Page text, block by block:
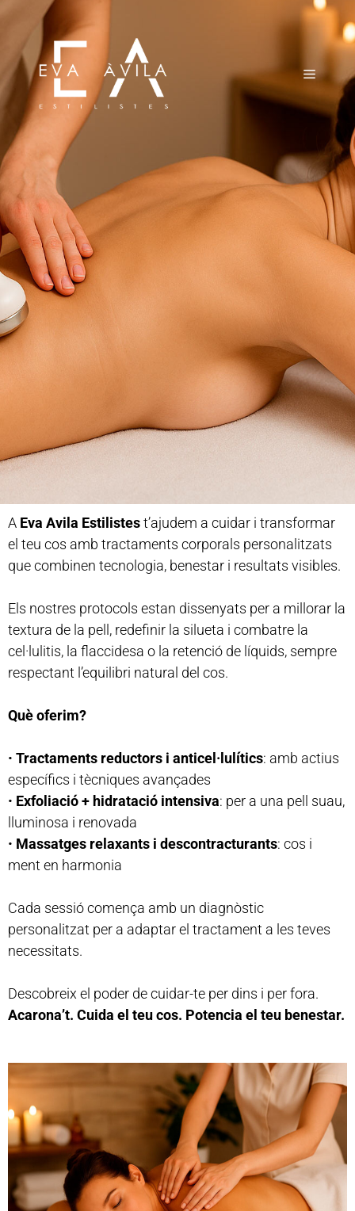
A Eva Avila Estilistest’ajudem a cuidar i transformar
el teu cos amb tractaments corporals personalitzats
que combinen tecnologia, benestar i resultats visibles.
Els nostres protocols estan dissenyats per a millorar la
textura de la pell, redefinir la silueta i combatre la
cel·lulitis, la flaccidesa o la retenció de líquids, sempre
respectant l’equilibri natural del cos.
Què oferim?
• Tractaments reductors i anticel·lulítics: amb actius
específics i tècniques avançades
• Exfoliació + hidratació intensiva: per a una pell suau,
lluminosa i renovada
• Massatges relaxants i descontracturants: cos i
ment en harmonia
Cada sessió comença amb un diagnòstic
personalitzat per a adaptar el tractament a les teves
necessitats.
Descobreix el poder de cuidar-te per dins i per fora.
Acarona’t. Cuida el teu cos. Potencia el teu benestar.